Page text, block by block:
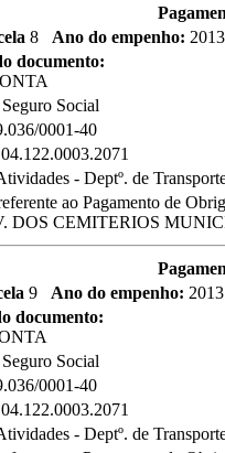
8 Ano do empenho: 2013
documento:
Social
0001-40
- Deptº. de
ao Pagamento de
DOS CEMITERIOS
9 Ano do empenho: 2013
documento:
Social
0001-40
- Deptº. de